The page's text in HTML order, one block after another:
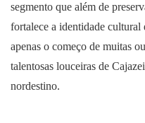
segmento que além de
fortalece a identidade cultural
apenas o começo de muitas
talentosas louceiras de
nordestino.